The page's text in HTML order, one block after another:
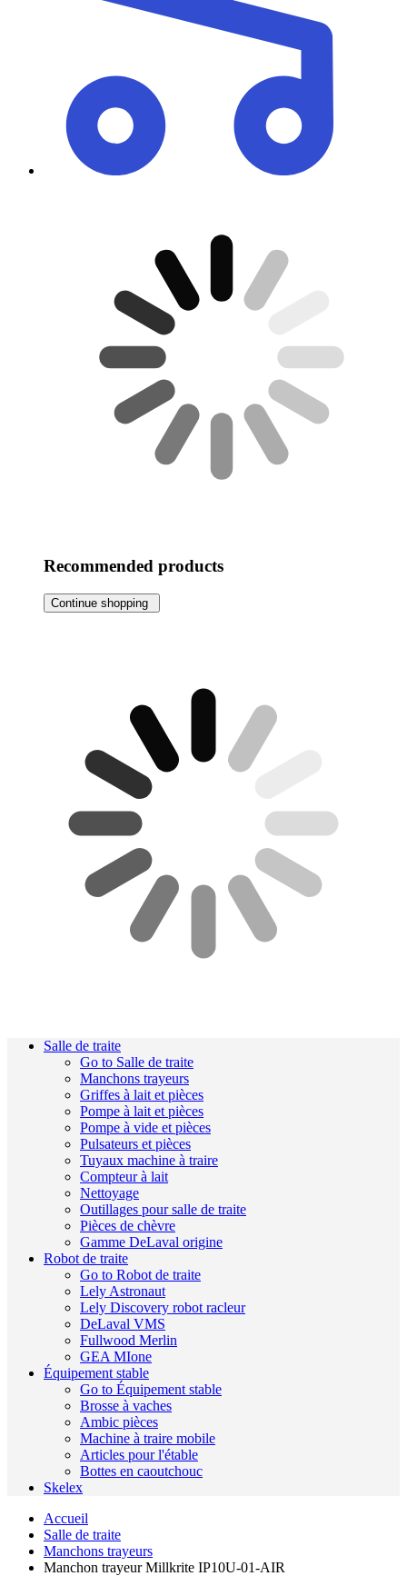
Recommended products
Continue shopping
Salle de traite
Go to Salle de traite
Manchons trayeurs
Griffes à lait et pièces
Pompe à lait et pièces
Pompe à vide et pièces
Pulsateurs et pièces
Tuyaux machine à traire
Compteur à lait
Nettoyage
Outillages pour salle de traite
Pièces de chèvre
Gamme DeLaval origine
Robot de traite
Go to Robot de traite
Lely Astronaut
Lely Discovery robot racleur
DeLaval VMS
Fullwood Merlin
GEA MIone
Équipement stable
Go to Équipement stable
Brosse à vaches
Ambic pièces
Machine à traire mobile
Articles pour l'étable
Bottes en caoutchouc
Skelex
Accueil
Salle de traite
Manchons trayeurs
Manchon trayeur Millkrite IP10U-01-AIR